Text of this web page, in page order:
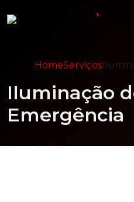
HomeServiços
Iluminação
Emergência